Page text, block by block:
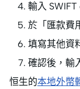
輸入
於「匯款費
填寫其他資
確認後，輸
恒生的本地外幣